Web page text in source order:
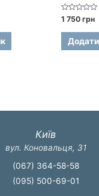
Оцінено
в
0
1 750грн
Київ
вул. Коновальця, 31
(067) 364-58-58
(095) 500-69-01